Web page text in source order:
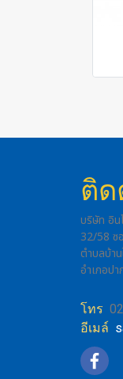
ติด
บริษัท อิ
32/58 ซ
ตำบลบ้า
อำเภอป
โทร
อีเมล์